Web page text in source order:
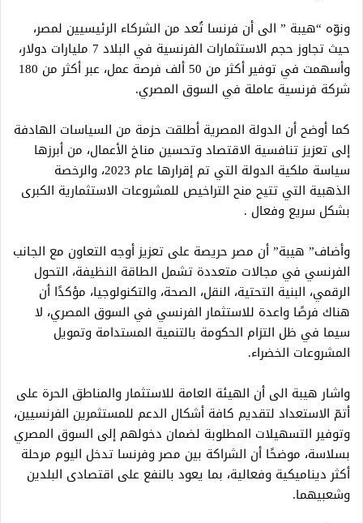
ونوّه “هيبة ” الى أن فرنسا تُعد من الشركاء الرئيسيين لمصر،
حيث تجاوز حجم الاستثمارات الفرنسية في البلاد 7 مليارات دولار،
وأسهمت في توفير أكثر من 50 ألف فرصة عمل، عبر أكثر من 180
شركة فرنسية عاملة في السوق المصري.
كما أوضح أن الدولة المصرية أطلقت حزمة من السياسات الهادفة
إلى تعزيز تنافسية الاقتصاد وتحسين مناخ الأعمال، من أبرزها
سياسة ملكية الدولة التي تم إقرارها عام 2023، والرخصة
الذهبية التي تتيح منح التراخيص للمشروعات الاستثمارية الكبرى
بشكل سريع وفعال .
وأضاف” هيبة” أن مصر حريصة على تعزيز أوجه التعاون مع الجانب
الفرنسي في مجالات متعددة تشمل الطاقة النظيفة، التحول
الرقمي، البنية التحتية، النقل، الصحة، والتكنولوجيا، مؤكدًا أن
هناك فرصًا واعدة للاستثمار الفرنسي في السوق المصري، لا
سيما في ظل التزام الحكومة بالتنمية المستدامة وتمويل
المشروعات الخضراء.
واشار هيبة الى أن الهيئة العامة للاستثمار والمناطق الحرة على
أتمّ الاستعداد لتقديم كافة أشكال الدعم للمستثمرين الفرنسيين،
وتوفير التسهيلات المطلوبة لضمان دخولهم إلى السوق المصري
بسلاسة، موضحًا أن الشراكة بين مصر وفرنسا تدخل اليوم مرحلة
أكثر ديناميكية وفعالية، بما يعود بالنفع على اقتصادى البلدين
وشعبيهما.